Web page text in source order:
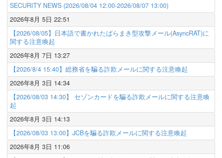
SECURITY NEWS (2026/08/04 12:00-2026/08/07 13:00)
2026年8月 5日 22:51
【2026/08/05】日本語で書かれたばらまき型攻撃メール(AsyncRAT)に
関する注意喚起
2026年8月 7日 13:27
【2026/8/4 15:40】総務省を騙る詐欺メールに関する注意喚起
2026年8月 3日 14:34
【2026/08/03 14:30】 セゾンカードを騙る詐欺メールに関する注意喚
起
2026年8月 3日 14:13
【2026/08/03 13:00】JCBを騙る詐欺メールに関する注意喚起
2026年8月 3日 11:06